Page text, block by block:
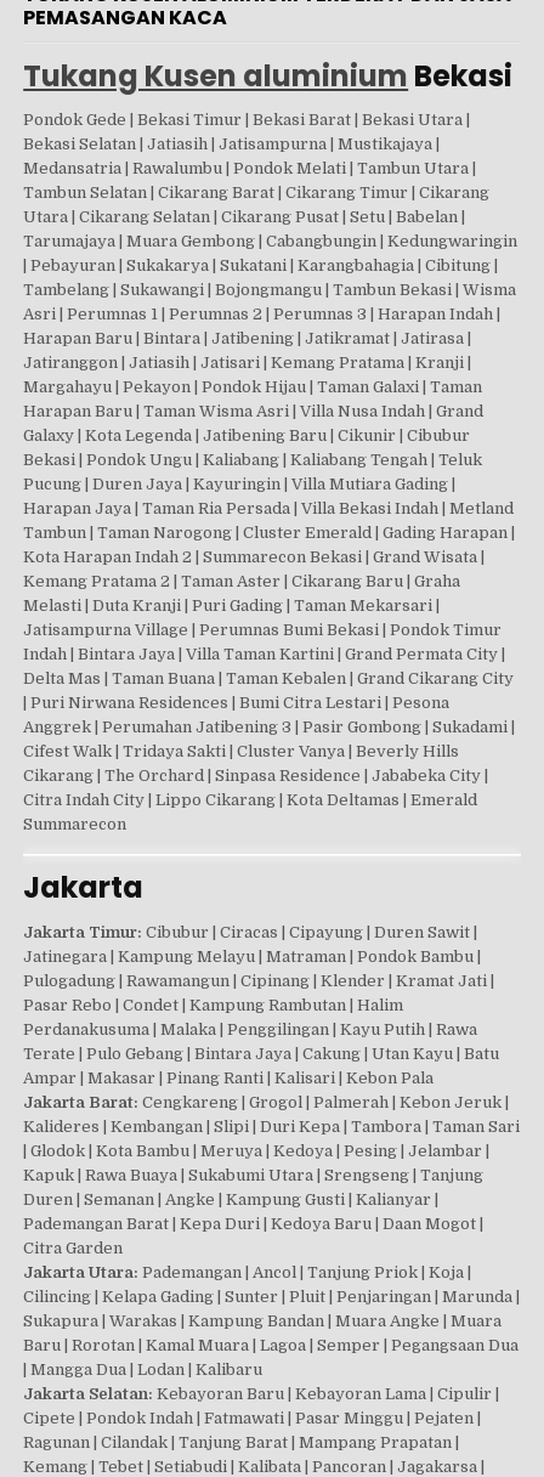
PEMASANGAN KACA
Tukang Kusen aluminium Bekasi
Pondok Gede | Bekasi Timur | Bekasi Barat | Bekasi Utara |
Bekasi Selatan | Jatiasih | Jatisampurna | Mustikajaya |
Medansatria | Rawalumbu | Pondok Melati | Tambun Utara |
Tambun Selatan | Cikarang Barat | Cikarang Timur | Cikarang
Utara | Cikarang Selatan | Cikarang Pusat | Setu | Babelan |
Tarumajaya | Muara Gembong | Cabangbungin | Kedungwaringin
| Pebayuran | Sukakarya | Sukatani | Karangbahagia | Cibitung |
Tambelang | Sukawangi | Bojongmangu | Tambun Bekasi | Wisma
Asri | Perumnas 1 | Perumnas 2 | Perumnas 3 | Harapan Indah |
Harapan Baru | Bintara | Jatibening | Jatikramat | Jatirasa |
Jatiranggon | Jatiasih | Jatisari | Kemang Pratama | Kranji |
Margahayu | Pekayon | Pondok Hijau | Taman Galaxi | Taman
Harapan Baru | Taman Wisma Asri | Villa Nusa Indah | Grand
Galaxy | Kota Legenda | Jatibening Baru | Cikunir | Cibubur
Bekasi | Pondok Ungu | Kaliabang | Kaliabang Tengah | Teluk
Pucung | Duren Jaya | Kayuringin | Villa Mutiara Gading |
Harapan Jaya | Taman Ria Persada | Villa Bekasi Indah | Metland
Tambun | Taman Narogong | Cluster Emerald | Gading Harapan |
Kota Harapan Indah 2 | Summarecon Bekasi | Grand Wisata |
Kemang Pratama 2 | Taman Aster | Cikarang Baru | Graha
Melasti | Duta Kranji | Puri Gading | Taman Mekarsari |
Jatisampurna Village | Perumnas Bumi Bekasi | Pondok Timur
Indah | Bintara Jaya | Villa Taman Kartini | Grand Permata City |
Delta Mas | Taman Buana | Taman Kebalen | Grand Cikarang City
| Puri Nirwana Residences | Bumi Citra Lestari | Pesona
Anggrek | Perumahan Jatibening 3 | Pasir Gombong | Sukadami |
Cifest Walk | Tridaya Sakti | Cluster Vanya | Beverly Hills
Cikarang | The Orchard | Sinpasa Residence | Jababeka City |
Citra Indah City | Lippo Cikarang | Kota Deltamas | Emerald
Summarecon
Jakarta
Jakarta Timur: Cibubur | Ciracas | Cipayung | Duren Sawit |
Jatinegara | Kampung Melayu | Matraman | Pondok Bambu |
Pulogadung | Rawamangun | Cipinang | Klender | Kramat Jati |
Pasar Rebo | Condet | Kampung Rambutan | Halim
Perdanakusuma | Malaka | Penggilingan | Kayu Putih | Rawa
Terate | Pulo Gebang | Bintara Jaya | Cakung | Utan Kayu | Batu
Ampar | Makasar | Pinang Ranti | Kalisari | Kebon Pala
Jakarta Barat: Cengkareng | Grogol | Palmerah | Kebon Jeruk |
Kalideres | Kembangan | Slipi | Duri Kepa | Tambora | Taman Sari
| Glodok | Kota Bambu | Meruya | Kedoya | Pesing | Jelambar |
Kapuk | Rawa Buaya | Sukabumi Utara | Srengseng | Tanjung
Duren | Semanan | Angke | Kampung Gusti | Kalianyar |
Pademangan Barat | Kepa Duri | Kedoya Baru | Daan Mogot |
Citra Garden
Jakarta Utara: Pademangan | Ancol | Tanjung Priok | Koja |
Cilincing | Kelapa Gading | Sunter | Pluit | Penjaringan | Marunda |
Sukapura | Warakas | Kampung Bandan | Muara Angke | Muara
Baru | Rorotan | Kamal Muara | Lagoa | Semper | Pegangsaan Dua
| Mangga Dua | Lodan | Kalibaru
Jakarta Selatan: Kebayoran Baru | Kebayoran Lama | Cipulir |
Cipete | Pondok Indah | Fatmawati | Pasar Minggu | Pejaten |
Ragunan | Cilandak | Tanjung Barat | Mampang Prapatan |
Kemang | Tebet | Setiabudi | Kalibata | Pancoran | Jagakarsa |